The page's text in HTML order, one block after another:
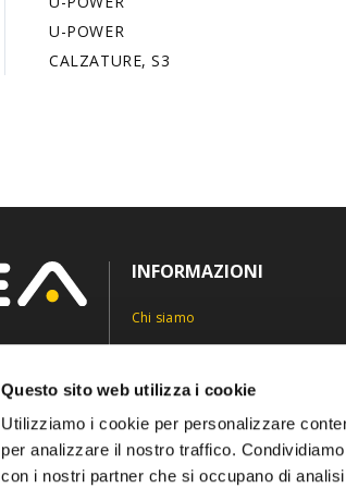
Questo sito web utilizza i cookie
Utilizziamo i cookie per personalizzare
per analizzare il nostro traffico.
con i nostri partner che si occupano di
U-POWER
CALZATURE, S3
INFORMAZIONI
Chi siamo
Contatti
Privacy Policy
Cookie Policy